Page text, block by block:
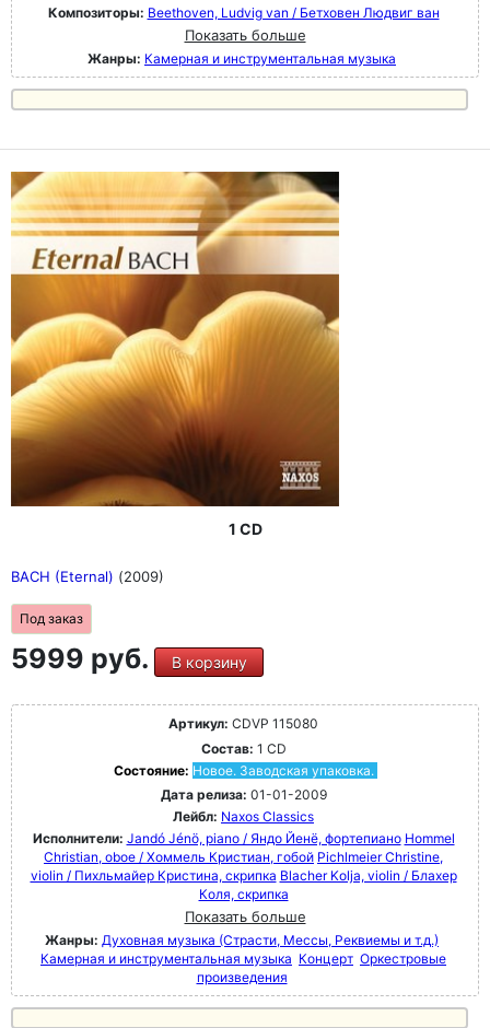
Композиторы: Beethoven, Ludvig van / Бетховен Людвиг ван
Показать больше
Жанры: Камерная и инструментальная музыка
1 CD
BACH (Eternal) (2009)
Под заказ
5999 руб. В корзину
Артикул: CDVP 115080
Состав: 1 CD
Состояние: Новое. Заводская упаковка.
Дата релиза: 01-01-2009
Лейбл: Naxos Classics
Исполнители: Jandó Jénö, piano / Яндо Йенё, фортепиано Hommel
Christian, oboe / Хоммель Кристиан, гобой Pichlmeier Christine,
violin / Пихльмайер Кристина, скрипка Blacher Kolja, violin / Блахер
Коля, скрипка
Показать больше
Жанры: Духовная музыка (Страсти, Мессы, Реквиемы и т.д.)
Камерная и инструментальная музыка Концерт Оркестровые
произведения